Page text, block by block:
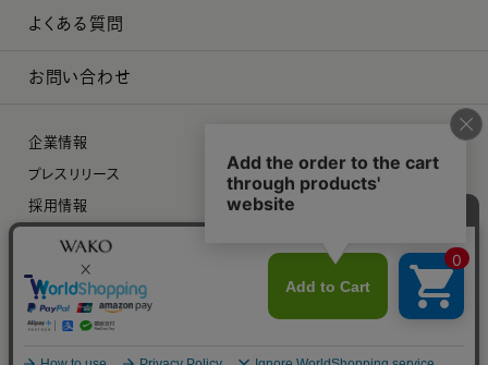
よくある質問
お問い合わせ
企業情報
プレスリリース
採用情報
特定商取引に関する法律に基づく表示
プライバシーポリシー